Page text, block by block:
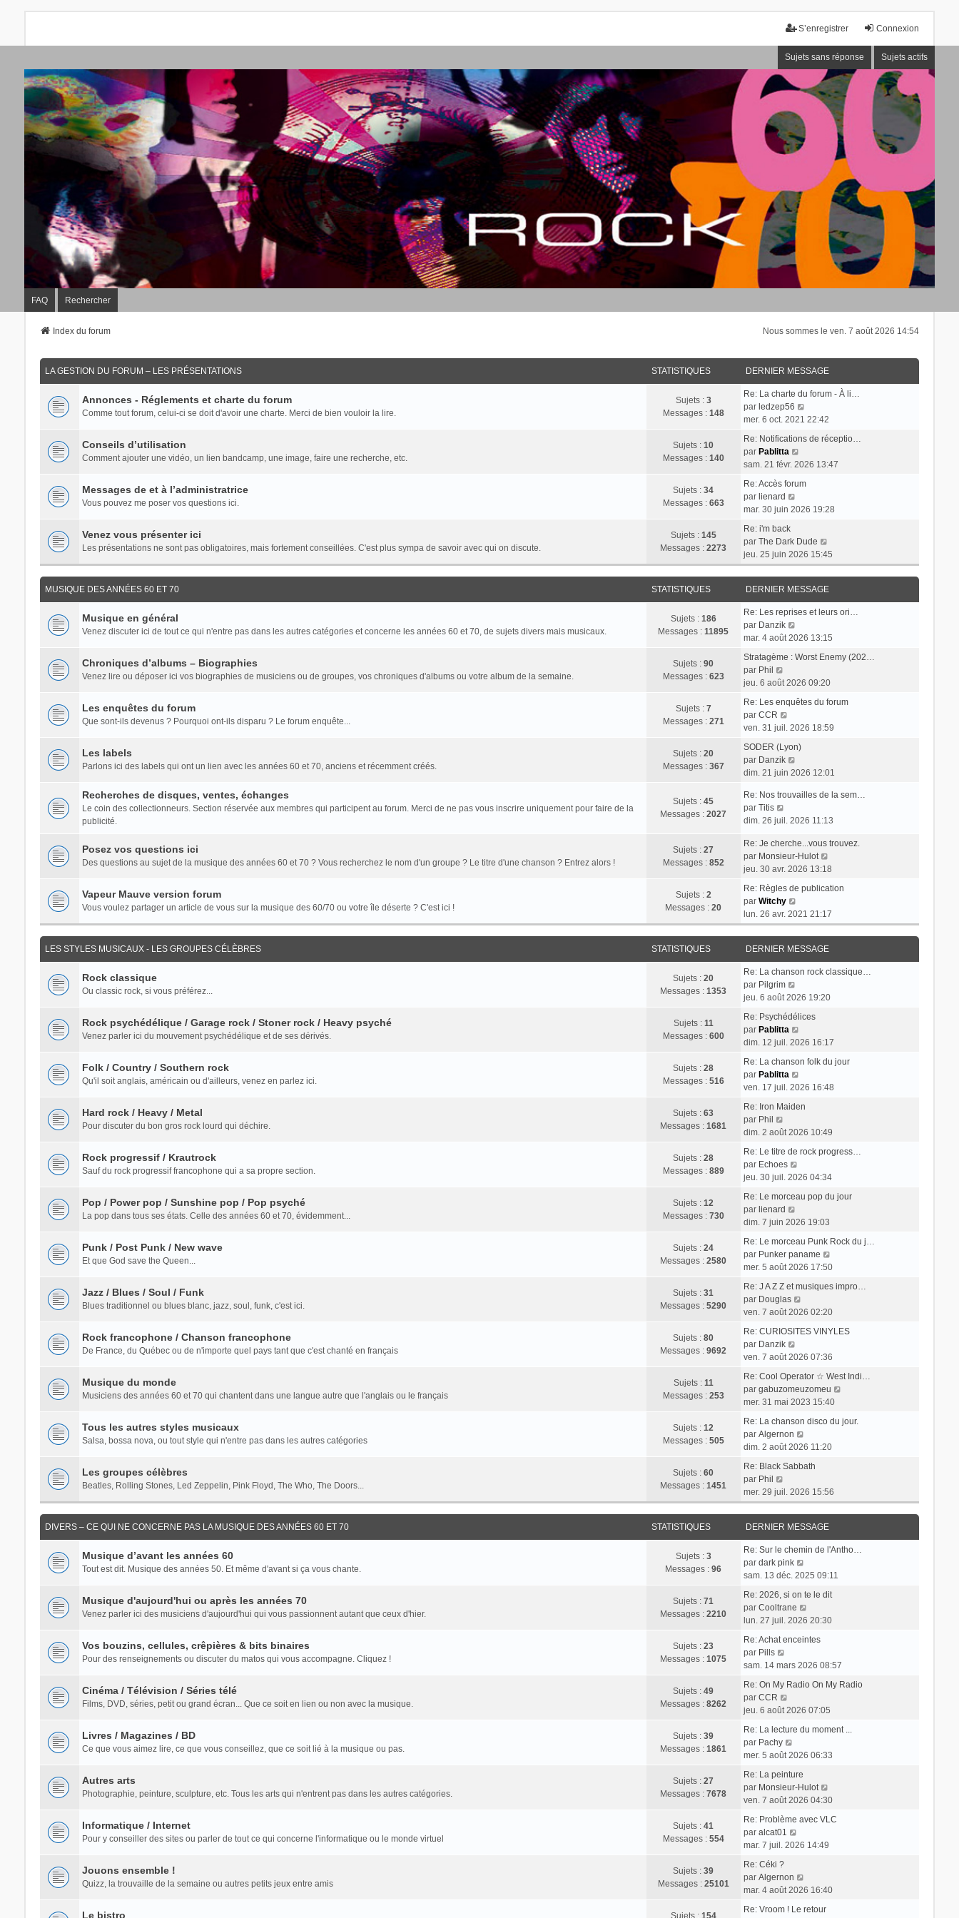
Connexion
S’enregistrer
Sujets sans réponse Sujets actifs
FAQ Rechercher
Nous sommes le ven. 7 août 2026 14:54
Index du forum
LA GESTION DU FORUM – LES PRÉSENTATIONS STATISTIQUES DERNIER MESSAGE
Annonces - Réglements et charte du forum
Comme tout forum, celui-ci se doit d'avoir une charte. Merci de bien vouloir la lire.
Sujets : 3
Messages : 148
Re: La charte du forum - À li…
par ledzep56
o
r
e
d
r
e
r
e
s
g
mer. 6 oct. 2021 22:42
Conseils d’utilisation
Comment ajouter une vidéo, un lien bandcamp, une image, faire une recherche, etc.
Sujets :10
Messages : 140
Re: Notifications de réceptio…
par Pablitta
o
r
e
e
r
n
i
e
r
m
s
s
g
sam. 21 févr. 2026 13:47
Messages de et à l’administratrice
Vous pouvez me poser vos questions ici.
Sujets :34
Messages : 663
Re: Accès forum
par lienard
o
l
e
e
n
e
m
s
s
g
mar. 30 juin 2026 19:28
Venez vous présenter ici
Les présentations ne sont pas obligatoires, mais fortement conseillées. C'est plus sympa de savoir avec qui on discute.
Sujets : 145
Messages :2273
Re: i'm back
par The Dark Dude
o
i
r
l
e
d
r
n
e
m
s
g
jeu. 25 juin 2026 15:45
MUSIQUE DES ANNÉES 60 ET 70 STATISTIQUES DERNIER MESSAGE
Musique en général
Venez discuter ici de tout ce qui n'entre pas dans les autres catégories et concerne les années 60 et 70, de sujets divers mais musicaux.
Sujets : 186
Messages :11895
Re: Les reprises et leurs ori…
par Danzik
o
r
e
d
r
i
r
m
s
a
g
e
mar. 4 août 2026 13:15
Chroniques d’albums – Biographies
Venez lire ou déposer ici vos biographies de musiciens ou de groupes, vos chroniques d'albums ou votre album de la semaine.
Sujets :90
Messages : 623
Stratagème : Worst Enemy (202…
par Phil
o
r
l
e
d
e
r
i
r
e
s
s
a
g
e
jeu. 6 août 2026 09:20
Les enquêtes du forum
Que sont-ils devenus ? Pourquoi ont-ils disparu ? Le forum enquête...
Sujets : 7
Messages : 271
Re: Les enquêtes du forum
par CCR
o
r
l
e
d
r
i
e
r
e
s
s
g
ven. 31 juil. 2026 18:59
Les labels
Parlons ici des labels qui ont un lien avec les années 60 et 70, anciens et récemment créés.
Sujets :20
Messages : 367
SODER (Lyon)
par Danzik
o
r
e
e
r
n
i
r
m
e
s
s
a
e
dim. 21 juin 2026 12:01
Recherches de disques, ventes, échanges
Le coin des collectionneurs. Section réservée aux membres qui participent au forum. Merci de ne pas vous inscrire uniquement pour faire de la
publicité.
Sujets :45
Messages :2027
Re: Nos trouvailles de la sem…
par Titis
o
r
l
e
d
e
n
i
e
r
m
e
s
s
a
g
dim. 26 juil. 2026 11:13
Posez vos questions ici
Des questions au sujet de la musique des années 60 et 70 ? Vous recherchez le nom d'un groupe ? Le titre d'une chanson ? Entrez alors !
Sujets :27
Messages : 852
Re: Je cherche...vous trouvez.
par Monsieur-Hulot
o
r
e
e
n
e
s
s
g
jeu. 30 avr. 2026 13:18
Vapeur Mauve version forum
Vous voulez partager un article de vous sur la musique des 60/70 ou votre île déserte ? C'est ici !
Sujets : 2
Messages :20
Re: Règles de publication
par Witchy
o
i
r
l
e
d
r
n
i
e
m
e
s
s
g
lun. 26 avr. 2021 21:17
LES STYLES MUSICAUX - LES GROUPES CÉLÈBRES STATISTIQUES DERNIER MESSAGE
Rock classique
Ou classic rock, si vous préférez...
Sujets :20
Messages :1353
Re: La chanson rock classique…
par Pilgrim
o
r
l
e
d
e
r
i
r
m
e
s
a
e
jeu. 6 août 2026 19:20
Rock psychédélique / Garage rock / Stoner rock / Heavy psyché
Venez parler ici du mouvement psychédélique et de ses dérivés.
Sujets : 11
Messages : 600
Re: Psychédélices
par Pablitta
o
r
e
d
r
i
r
m
s
a
g
e
dim. 12 juil. 2026 16:17
Folk / Country / Southern rock
Qu'il soit anglais, américain ou d'ailleurs, venez en parlez ici.
Sujets :28
Messages : 516
Re: La chanson folk du jour
par Pablitta
o
r
e
d
r
i
r
m
e
s
a
g
e
ven. 17 juil. 2026 16:48
Hard rock / Heavy / Metal
Pour discuter du bon gros rock lourd qui déchire.
Sujets :63
Messages :1681
Re: Iron Maiden
par Phil
o
r
l
e
d
e
r
i
e
r
m
e
s
a
g
e
dim. 2 août 2026 10:49
Rock progressif / Krautrock
Sauf du rock progressif francophone qui a sa propre section.
Sujets :28
Messages : 889
Re: Le titre de rock progress…
par Echoes
o
r
e
d
e
r
i
e
r
m
s
a
g
e
jeu. 30 juil. 2026 04:34
Pop / Power pop / Sunshine pop / Pop psyché
La pop dans tous ses états. Celle des années 60 et 70, évidemment...
Sujets :12
Messages : 730
Re: Le morceau pop du jour
par lienard
o
r
l
e
d
e
r
i
r
m
e
s
a
g
e
dim. 7 juin 2026 19:03
Punk / Post Punk / New wave
Et que God save the Queen...
Sujets :24
Messages :2580
Re: Le morceau Punk Rock du j…
par Punker paname
o
r
e
d
r
i
e
r
m
s
e
mer. 5 août 2026 17:50
Jazz / Blues / Soul / Funk
Blues traditionnel ou blues blanc, jazz, soul, funk, c'est ici.
Sujets :31
Messages :5290
Re: J A Z Z et musiques impro…
par Douglas
o
r
e
d
e
r
i
e
r
m
s
s
a
g
e
ven. 7 août 2026 02:20
Rock francophone / Chanson francophone
De France, du Québec ou de n'importe quel pays tant que c'est chanté en français
Sujets :80
Messages :9692
Re: CURIOSITES VINYLES
par Danzik
o
r
l
e
d
e
r
i
r
e
s
a
g
ven. 7 août 2026 07:36
Musique du monde
Musiciens des années 60 et 70 qui chantent dans une langue autre que l'anglais ou le français
Sujets : 11
Messages : 253
Re: Cool Operator ☆ West Indi…
par gabuzomeuzomeu
r
n
i
r
m
mer. 31 mai 2023 15:40
Tous les autres styles musicaux
Salsa, bossa nova, ou tout style qui n'entre pas dans les autres catégories
Sujets :12
Messages : 505
Re: La chanson disco du jour.
par Algernon
o
r
e
e
n
e
m
e
s
s
g
dim. 2 août 2026 11:20
Les groupes célèbres
Beatles, Rolling Stones, Led Zeppelin, Pink Floyd, The Who, The Doors...
Sujets :60
Messages :1451
Re: Black Sabbath
par Phil
o
i
r
l
e
d
e
r
n
i
e
m
e
s
s
a
g
mer. 29 juil. 2026 15:56
DIVERS – CE QUI NE CONCERNE PAS LA MUSIQUE DES ANNÉES 60 ET 70 STATISTIQUES DERNIER MESSAGE
Musique d’avant les années 60
Tout est dit. Musique des années 50. Et même d'avant si ça vous chante.
Sujets : 3
Messages :96
Re: Sur le chemin de l'Antho…
par dark pink
o
r
l
e
d
r
i
r
m
s
g
e
sam. 13 déc. 2025 09:11
Musique d'aujourd'hui ou après les années 70
Venez parler ici des musiciens d'aujourd'hui qui vous passionnent autant que ceux d'hier.
Sujets :71
Messages :2210
Re: 2026, si on te le dit
par Cooltrane
o
r
e
d
r
i
r
e
s
a
e
lun. 27 juil. 2026 20:30
Vos bouzins, cellules, crêpières & bits binaires
Pour des renseignements ou discuter du matos qui vous accompagne. Cliquez !
Sujets :23
Messages :1075
Re: Achat enceintes
par Pills
o
r
l
e
d
e
r
i
e
r
m
e
s
g
e
sam. 14 mars 2026 08:57
Cinéma / Télévision / Séries télé
Films, DVD, séries, petit ou grand écran... Que ce soit en lien ou non avec la musique.
Sujets :49
Messages :8262
Re: On My Radio On My Radio
par CCR
o
r
l
e
d
e
r
i
e
r
e
s
a
jeu. 6 août 2026 07:05
Livres / Magazines / BD
Ce que vous aimez lire, ce que vous conseillez, que ce soit lié à la musique ou pas.
Sujets :39
Messages :1861
Re: La lecture du moment ...
par Pachy
o
r
l
e
d
e
r
e
r
m
mer. 5 août 2026 06:33
Autres arts
Photographie, peinture, sculpture, etc. Tous les arts qui n'entrent pas dans les autres catégories.
Sujets :27
Messages :7678
Re: La peinture
par Monsieur-Hulot
o
r
r
ven. 7 août 2026 04:30
Informatique / Internet
Pour y conseiller des sites ou parler de tout ce qui concerne l'informatique ou le monde virtuel
Sujets :41
Messages : 554
Re: Problème avec VLC
par alcat01
o
l
e
d
mar. 7 juil. 2026 14:49
Jouons ensemble !
Quizz, la trouvaille de la semaine ou autres petits jeux entre amis
Sujets :39
Messages : 25101
Re: Céki ?
par Algernon
o
r
mar. 4 août 2026 16:40
Le bistro Sujets : 154
Re: Vroom ! Le retour